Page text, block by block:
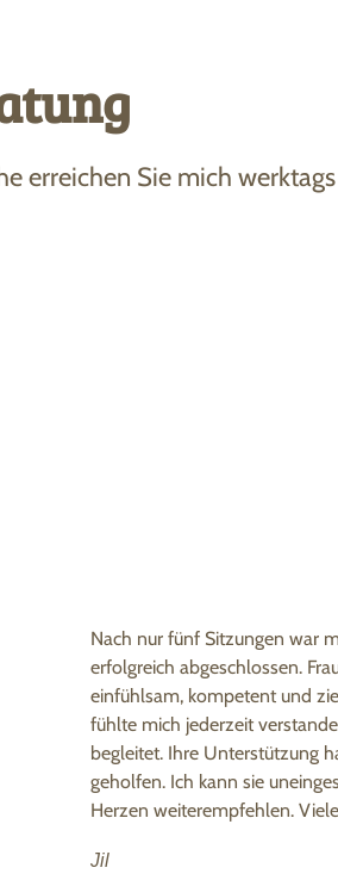
erreichen Sie mich
Nach nur fünf Sitzungen war
erfolgreich abgeschlossen.
einfühlsam, kompetent und
fühlte mich jederzeit
begleitet. Ihre Unterstützung
geholfen. Ich kann sie
Herzen weiterempfehlen.
Jil